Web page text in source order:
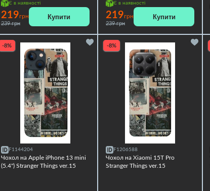
Є в наявності
219грн
239 грн
Купити
Є в наявності
219грн
239 грн
Купити
-8%
F1144204
Чохол на Apple iPhone 13 mini
(5.4") Stranger Things ver.15
-8%
F1206588
Чохол на Xiaomi 15T Pro
Stranger Things ver.15